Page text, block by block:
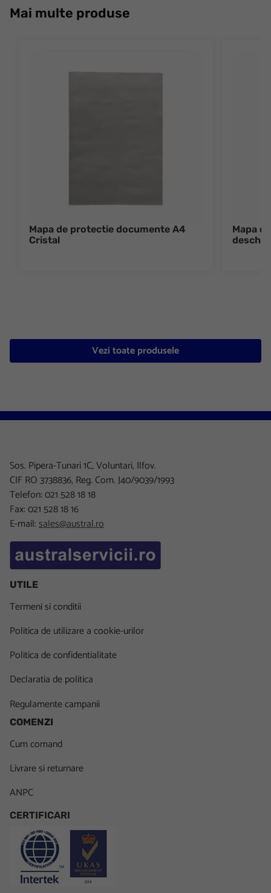
Mai multe produse
Mapa de protectie documente A4
Cristal
Mapa
Vezi toate produsele
Sos. Pipera-Tunari 1C, Voluntari, Ilfov.
CIF RO 3738836, Reg. Com. J40/9039/1993
Telefon: 021 528 18 18
Fax: 021 528 18 16
E-mail:sales@austral.ro
UTILE
Termeni si conditii
Politica de utilizare a cookie-urilor
Politica de confidentialitate
Declaratia de politica
Regulamente campanii
COMENZI
Cum comand
Livrare si returnare
ANPC
CERTIFICARI